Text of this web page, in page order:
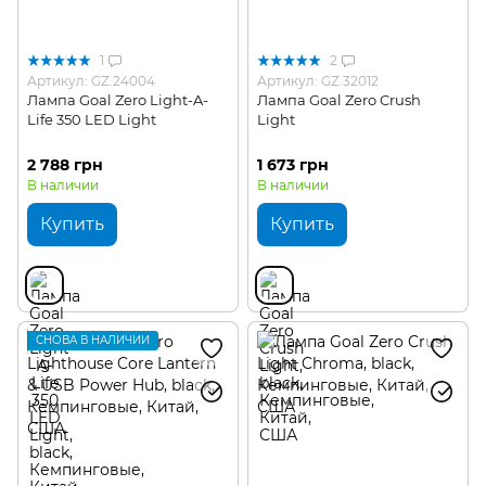
1
Артикул: GZ.24004
Лампа Goal Zero Light-A-
Life 350 LED Light
2 788 грн
В наличии
Купить
2
Артикул: GZ.32012
Лампа Goal Zero Crush
Light
1 673 грн
В наличии
Купить
СНОВА В НАЛИЧИИ